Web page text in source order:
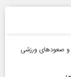
و صعودهای ورزشی